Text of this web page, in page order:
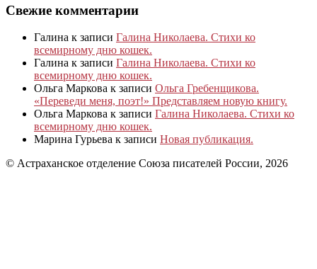
Свежие комментарии
Галина к записи Галина Николаева. Стихи ко
всемирному дню кошек.
Галина к записи Галина Николаева. Стихи ко
всемирному дню кошек.
Ольга Маркова к записи Ольга Гребенщикова.
«Переведи меня, поэт!» Представляем новую книгу.
Ольга Маркова к записи Галина Николаева. Стихи ко
всемирному дню кошек.
Марина Гурьева к записи Новая публикация.
© Астраханское отделение Союза писателей России, 2026